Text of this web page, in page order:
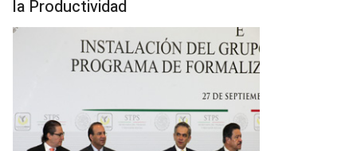
la Productividad